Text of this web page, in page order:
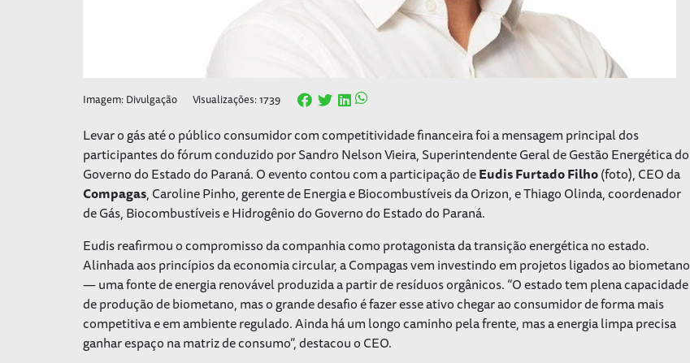
Imagem: Divulgação Visualizações: 1739
Levar o gás até o público consumidor com competitividade financeira foi a mensagem principal dos
participantes do fórum conduzido por Sandro Nelson Vieira, Superintendente Geral de Gestão Energética do
Governo do Estado do Paraná. O evento contou com a participação deEudis Furtado Filho(foto), CEO da
Compagas, Caroline Pinho, gerente de Energia e Biocombustíveis da Orizon, e Thiago Olinda, coordenador
de Gás, Biocombustíveis e Hidrogênio do Governo do Estado do Paraná.
Eudis reafirmou o compromisso da companhia como protagonista da transição energética no estado.
Alinhada aos princípios da economia circular, a Compagas vem investindo em projetos ligados ao biometano
— uma fonte de energia renovável produzida a partir de resíduos orgânicos. “O estado tem plena capacidade
de produção de biometano, mas o grande desafio é fazer esse ativo chegar ao consumidor de forma mais
competitiva e em ambiente regulado. Ainda há um longo caminho pela frente, mas a energia limpa precisa
ganhar espaço na matriz de consumo”, destacou o CEO.